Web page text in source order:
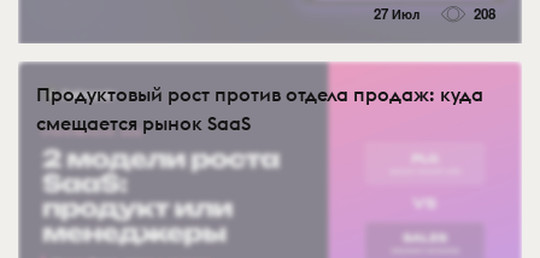
27 Июл 208
Продуктовый рост против отдела продаж: куда
смещается рынок SaaS